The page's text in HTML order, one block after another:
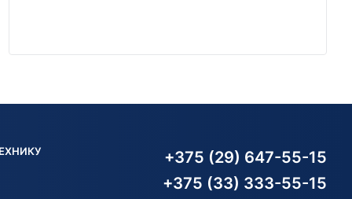
+375 (29) 647-55-15
+375 (33) 333-55-15